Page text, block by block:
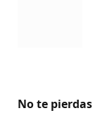
No te pierdas